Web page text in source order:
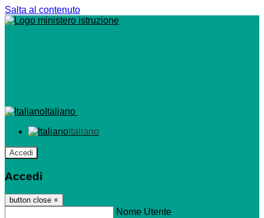
Salta al contenuto
Italiano
Italiano
Accedi
Accedi
button close ×
Nome Utente